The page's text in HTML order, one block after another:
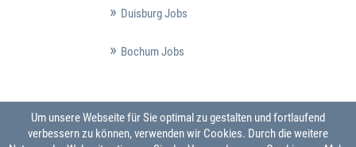
Duisburg Jobs
Bochum Jobs
Um unsere Webseite für Sie optimal zu gestalten und fortlaufend
verbessern zu können, verwenden wir Cookies. Durch die weitere